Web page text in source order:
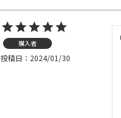
購入者
投稿日 2024/01/30